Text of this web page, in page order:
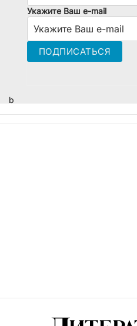
Укажите Ваш e-mail
b